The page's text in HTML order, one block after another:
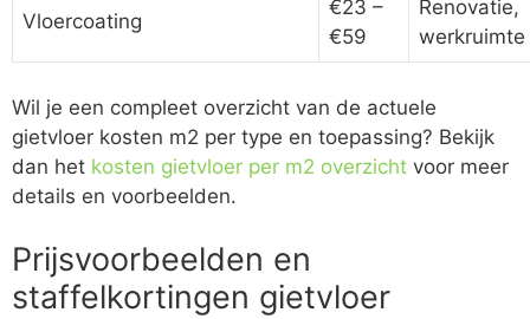
Vloercoating
€23 –
€59
Renovatie,
werkruimte
Wil je een compleet overzicht van de actuele
gietvloer kosten m2 per type en toepassing? Bekijk
dan het kosten gietvloer per m2 overzicht voor meer
details en voorbeelden.
Prijsvoorbeelden en
staffelkortingen gietvloer